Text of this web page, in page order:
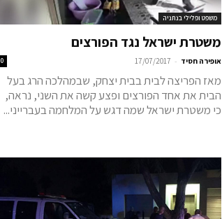
משפט ופלילי בנתניה
משטרת ישראל נגד הפורצים
אופירה חסיד -
17/07/2017
0
מאז הפריצה לבית בבית יצחק, שבמהלכה הרג בעל
הבית את אחד הפורצים ופצע קשה את השני, נראה,
כי משטרת ישראל שמה דגש על המלחמה בעברייני...